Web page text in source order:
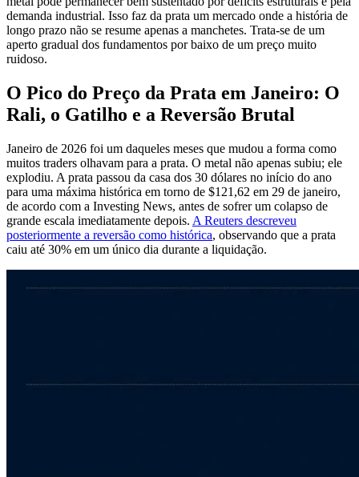
demanda industrial. Isso faz da prata um mercado onde a história de
longo prazo não se resume apenas a manchetes. Trata-se de um
aperto gradual dos fundamentos por baixo de um preço muito
ruidoso.
O Pico do Preço da Prata em Janeiro: O
Rali, o Gatilho e a Reversão Brutal
Janeiro de 2026 foi um daqueles meses que mudou a forma como
muitos traders olhavam para a prata. O metal não apenas subiu; ele
explodiu. A prata passou da casa dos 30 dólares no início do ano
para uma máxima histórica em torno de $121,62 em 29 de janeiro,
de acordo com a Investing News, antes de sofrer um colapso de
grande escala imediatamente depois. A Reuters descreveu
posteriormente a reversão como histórica, observando que a prata
caiu até 30% em um único dia durante a liquidação.